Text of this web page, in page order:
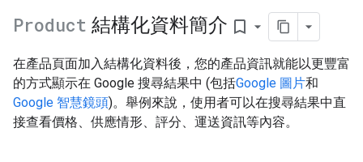
Product 結構化資料簡介 bookmark_border
在產品頁面加入結構化資料後，您的產品資訊就能以更豐富
的方式顯示在 Google 搜尋結果中 (包括Google 圖片和
Google 智慧鏡頭)。舉例來說，使用者可以在搜尋結果中直
接查看價格、供應情形、評分、運送資訊等內容。